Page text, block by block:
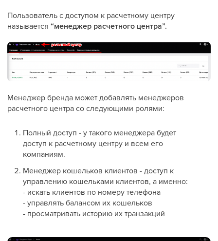
Пользователь с доступом к расчетному центру
называется “менеджер расчетного центра”.
Менеджер бренда может добавлять менеджеров
расчетного центра cо следующими ролями:
Полный доступ - у такого менеджера будет
доступ к расчетному центру и всем его
компаниям.
Менеджер кошельков клиентов - доступ к
управлению кошельками клиентов, а именно:
- искать клиентов по номеру телефона
- управлять балансом их кошельков
- просматривать историю их транзакций